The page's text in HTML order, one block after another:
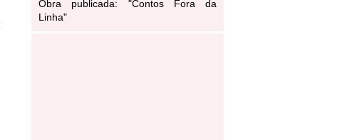
Obra publicada: "Contos Fora da
Linha"